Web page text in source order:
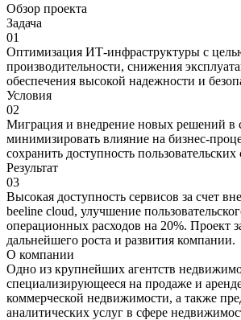
Обзор проекта
Задача
01
Оптимизация ИТ-инфраструктуры с
производительности, снижения
обеспечения высокой надежности и
Условия
02
Миграция и внедрение новых решений в
минимизировать влияние на бизнес-
сохранить доступность пользовательских
Результат
03
Высокая доступность сервисов за счет
beeline cloud, улучшение
операционных расходов на 20%. Проект
дальнейшего роста и развития компании.
О компании
Одно из крупнейших агентств
специализирующееся на продаже и
коммерческой недвижимости, а также
аналитических услуг в сфере